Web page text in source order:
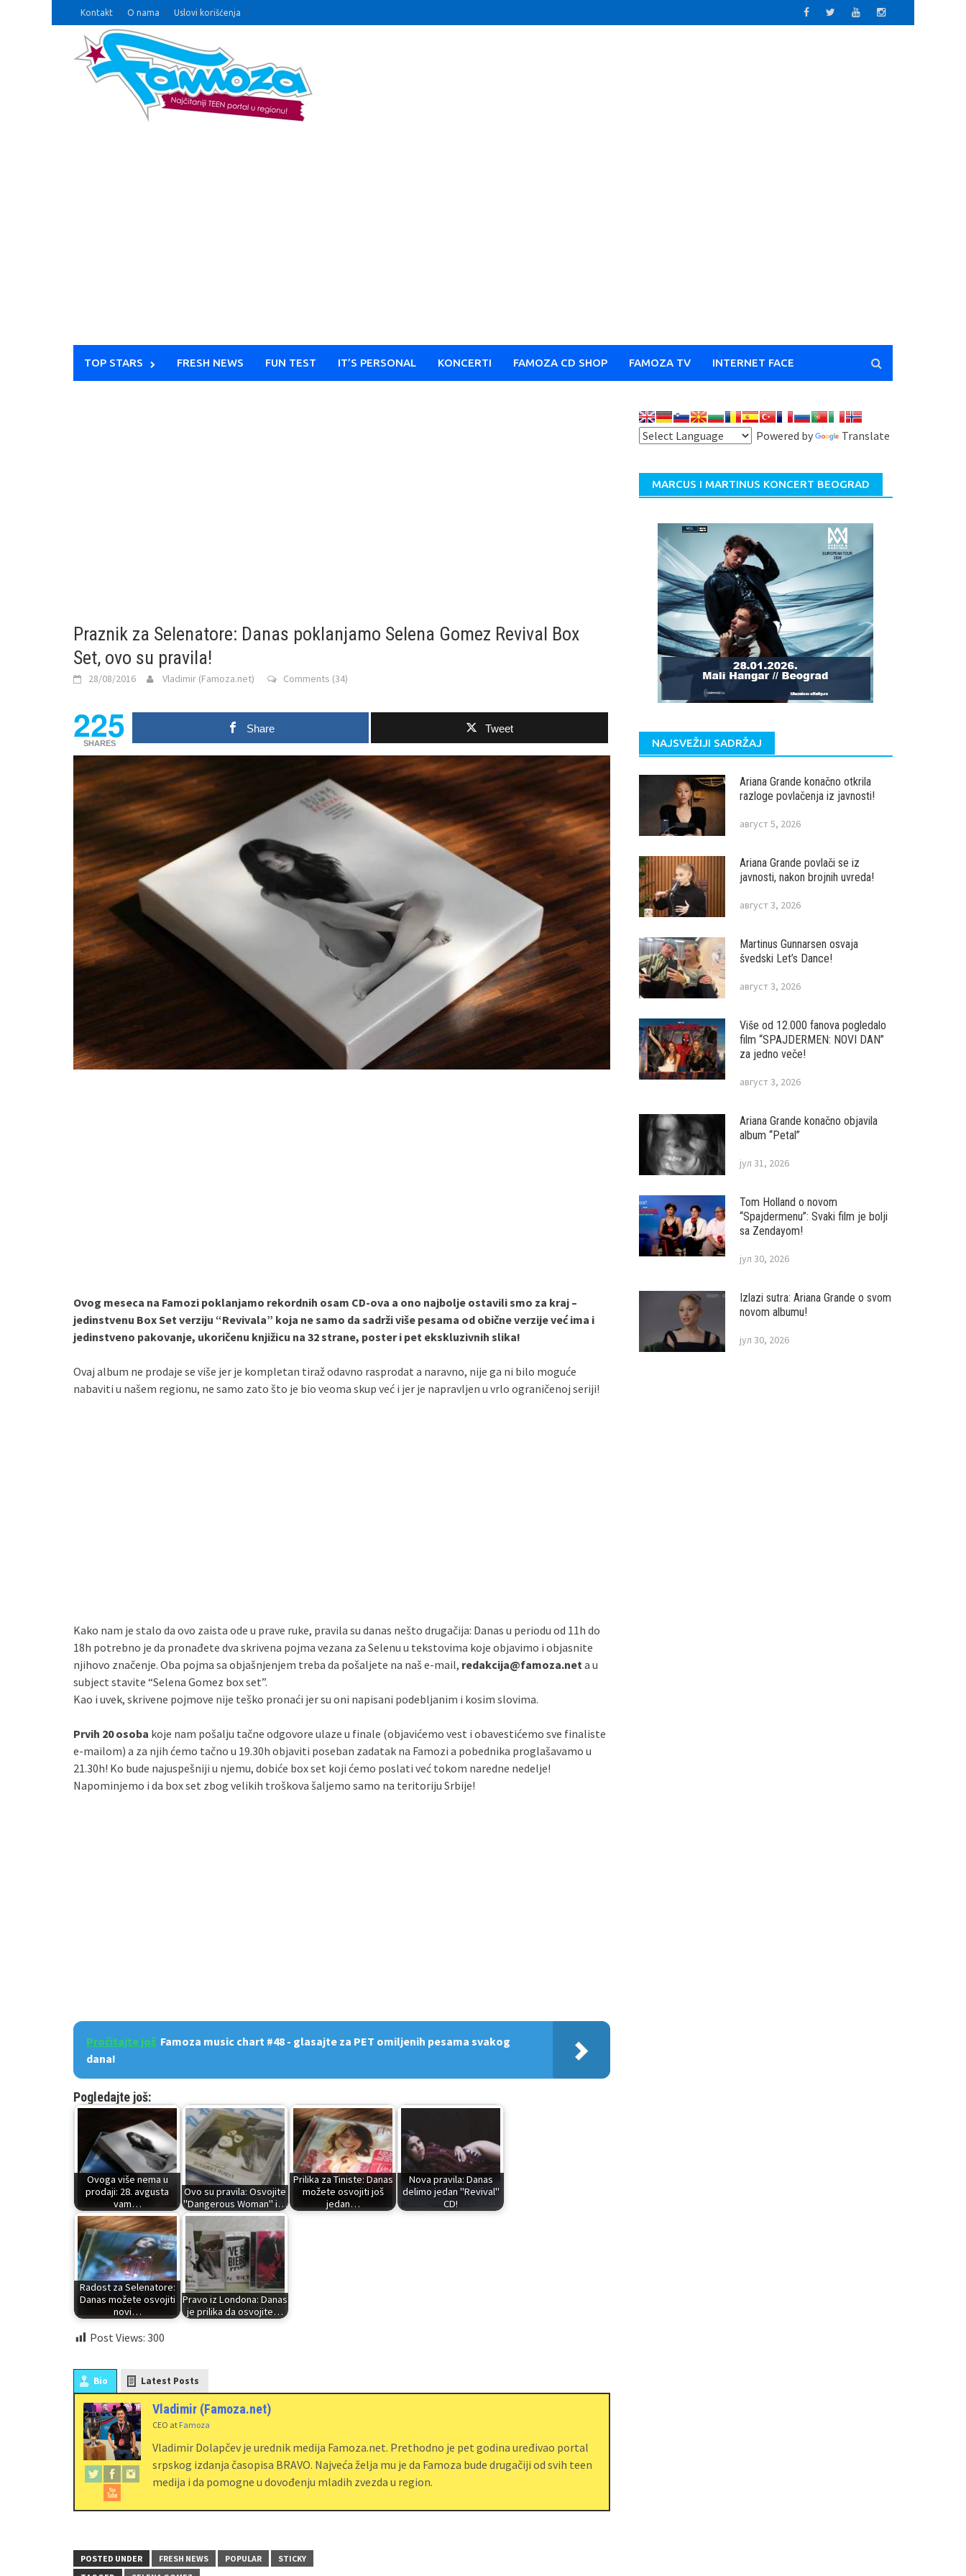
Kontakt O nama Uslovi korišćenja
TOP STARS FRESH NEWS FUN TEST IT’S PERSONAL KONCERTI FAMOZA CD SHOP FAMOZA TV INTERNET FACE
Praznik za Selenatore: Danas poklanjamo Selena Gomez Revival Box
Set, ovo su pravila!
28/08/2016 Vladimir (Famoza.net) Comments (34)
225
SHARES
Share Tweet
Ovog meseca na Famozi poklanjamo rekordnih osam CD-ova a ono najbolje ostavili smo za kraj –
jedinstvenu Box Set verziju “Revivala” koja ne samo da sadrži više pesama od obične verzije već ima i
jedinstveno pakovanje, ukoričenu knjižicu na 32 strane, poster i pet ekskluzivnih slika!
Ovaj album ne prodaje se više jer je kompletan tiraž odavno rasprodat a naravno, nije ga ni bilo moguće
nabaviti u našem regionu, ne samo zato što je bio veoma skup već i jer je napravljen u vrlo ograničenoj seriji!
Kako nam je stalo da ovo zaista ode u prave ruke, pravila su danas nešto drugačija: Danas u periodu od 11h do
18h potrebno je da pronađete dva skrivena pojma vezana za Selenu u tekstovima koje objavimo i objasnite
njihovo značenje. Oba pojma sa objašnjenjem treba da pošaljete na naš e-mail, redakcija@famoza.net a u
subject stavite “Selena Gomez box set”.
Kao i uvek, skrivene pojmove nije teško pronaći jer su oni napisani podebljanim i kosim slovima.
Prvih 20 osoba koje nam pošalju tačne odgovore ulaze u finale (objavićemo vest i obavestićemo sve finaliste
e-mailom) a za njih ćemo tačno u 19.30h objaviti poseban zadatak na Famozi a pobednika proglašavamo u
21.30h! Ko bude najuspešniji u njemu, dobiće box set koji ćemo poslati već tokom naredne nedelje!
Napominjemo i da box set zbog velikih troškova šaljemo samo na teritoriju Srbije!
Pročitajte još Famoza music chart #48 - glasajte za PET omiljenih pesama svakog
dana!
Pogledajte još:
Ovoga više nema u
prodaji: 28. avgusta
vam…
Ovo su pravila: Osvojite
"Dangerous Woman" i…
Prilika za Tiniste: Danas
možete osvojiti još
jedan…
Nova pravila: Danas
delimo jedan "Revival"
CD!
Radost za Selenatore:
Danas možete osvojiti
novi…
Pravo iz Londona: Danas
je prilika da osvojite…
Post Views: 300
Bio Latest Posts
Vladimir (Famoza.net)
CEO at Famoza
Vladimir Dolapčev je urednik medija Famoza.net. Prethodno je pet godina uređivao portal
srpskog izdanja časopisa BRAVO. Najveća želja mu je da Famoza bude drugačiji od svih teen
medija i da pomogne u dovođenju mladih zvezda u region.
POSTED UNDER FRESH NEWS POPULAR
STICKY
Powered by Translate
MARCUS I MARTINUS KONCERT BEOGRAD
NAJSVEŽIJI SADRŽAJ
Ariana Grande konačno otkrila
razloge povlačenja iz javnosti!
август 5, 2026
Ariana Grande povlači se iz
javnosti, nakon brojnih uvreda!
август 3, 2026
Martinus Gunnarsen osvaja
švedski Let’s Dance!
август 3, 2026
Više od 12.000 fanova pogledalo
film “SPAJDERMEN: NOVI DAN”
za jedno veče!
август 3, 2026
Ariana Grande konačno objavila
album “Petal”
јул 31, 2026
Tom Holland o novom
“Spajdermenu”: Svaki film je bolji
sa Zendayom!
јул 30, 2026
Izlazi sutra: Ariana Grande o svom
novom albumu!
јул 30, 2026